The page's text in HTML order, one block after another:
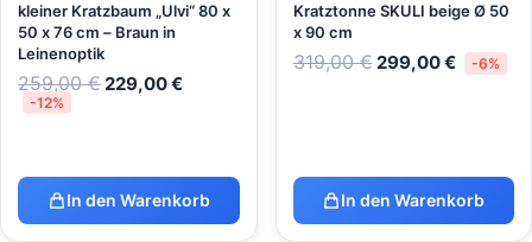
kleiner Kratzbaum „Ulvi“ 80 x
50 x 76 cm – Braun in
Leinenoptik
259,00€229,00€
-12%
In den Warenkorb
Kratztonne SKULI beige Ø 50
x 90 cm
319,00€299,00€ -6%
In den Warenkorb